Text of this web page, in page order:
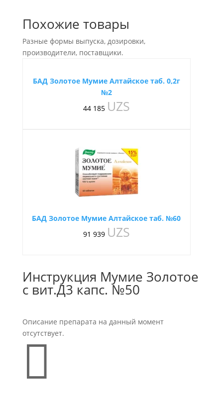
Похожие товары
Разные формы выпуска, дозировки,
производители, поставщики.
БАД Золотое Мумие Алтайское таб. 0,2г
№2
44 185 UZS
БАД Золотое Мумие Алтайское таб. №60
91 939 UZS
Инструкция Мумие Золотое
с вит.Д3 капс. №50
Описание препарата на данный момент
отсутствует.
